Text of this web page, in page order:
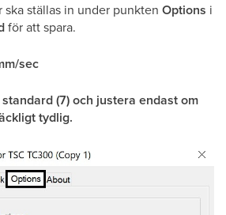
ställas in under punkten Options i
för att spara.
sec
(7) och justera endast om
tydlig.